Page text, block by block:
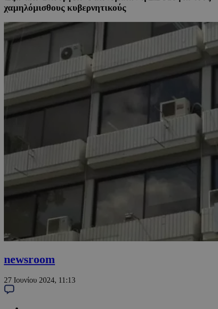
χαμηλόμισθους κυβερνητικούς
newsroom
27 Ιουνίου 2024, 11:13